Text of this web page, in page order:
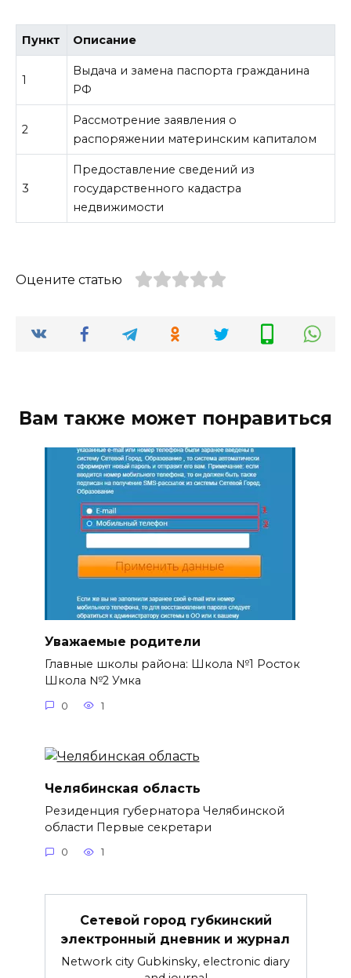
Пункт Описание
1
Выдача и замена паспорта гражданина
РФ
2
Рассмотрение заявления о
распоряжении материнским капиталом
3
Предоставление сведений из
государственного кадастра
недвижимости
Оцените статью
Вам также может понравиться
Уважаемые родители
Главные школы района: Школа №1 Росток
Школа №2 Умка
0 1
Челябинская область
Резиденция губернатора Челябинской
области Первые секретари
0 1
Сетевой город губкинский
электронный дневник и журнал
Network city Gubkinsky, electronic diary